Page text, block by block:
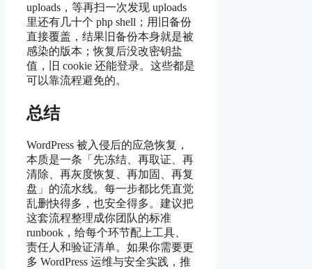
uploads，等再扫一次发现 uploads
里还有几十个 php shell；用旧备份
直接覆盖，结果旧备份本身就是被
感染的版本；恢复后没改密钥盐
值，旧 cookie 还能登录。这些都是
可以靠流程避免的。
总结
WordPress 被入侵后的应急恢复，
本质是一条「先冻结、再取证、再
清除、再灰度恢复、再加固、再复
盘」的流水线。每一步都比凭直觉
乱删快得多，也安全得多。建议把
这套流程整理成你团队的标准
runbook，给每个环节配上工具、
责任人和验证清单。如果你需要更
多 WordPress 运维与安全实践，推